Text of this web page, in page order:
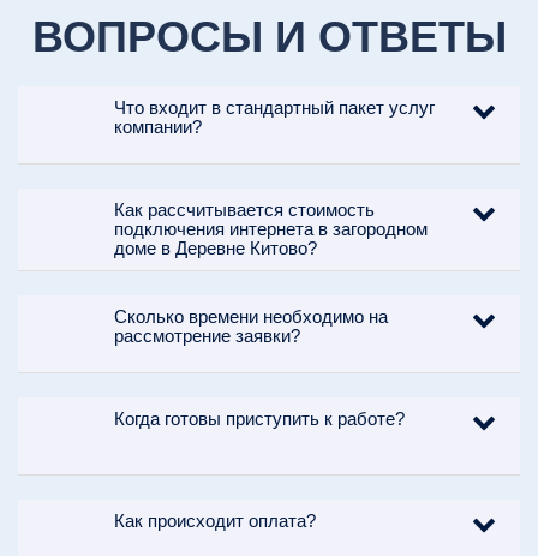
ВОПРОСЫ И ОТВЕТЫ
Что входит в стандартный пакет услуг
компании?
Как рассчитывается стоимость
подключения интернета в загородном
доме в Деревне Китово?
Сколько времени необходимо на
рассмотрение заявки?
Когда готовы приступить к работе?
Как происходит оплата?